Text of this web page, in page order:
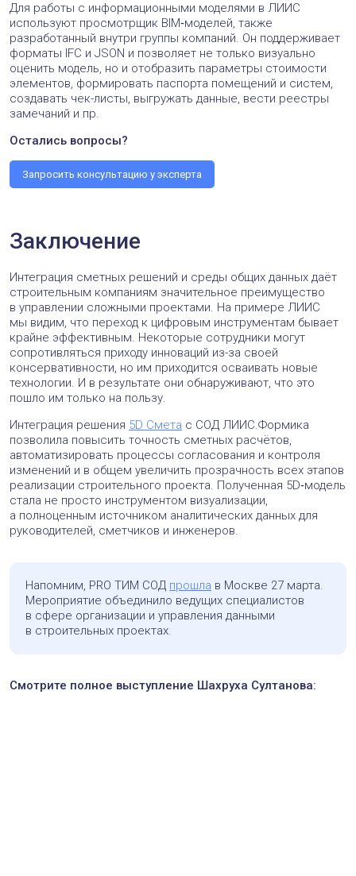
Для работы с информационными моделями в ЛИИС
используют просмотрщик BIM‑моделей, также
разработанный внутри группы компаний. Он поддерживает
форматы IFC и JSON и позволяет не только визуально
оценить модель, но и отобразить параметры стоимости
элементов, формировать паспорта помещений и систем,
создавать чек-листы, выгружать данные, вести реестры
замечаний и пр.
Остались вопросы?
Запросить консультацию у эксперта
Заключение
Интеграция сметных решений и среды общих данных даёт
строительным компаниям значительное преимущество
в управлении сложными проектами. На примере ЛИИС
мы видим, что переход к цифровым инструментам бывает
крайне эффективным. Некоторые сотрудники могут
сопротивляться приходу инноваций из-за своей
консервативности, но им приходится осваивать новые
технологии. И в результате они обнаруживают, что это
пошло им только на пользу.
Интеграция решения 5D Смета с СОД ЛИИС.Формика
позволила повысить точность сметных расчётов,
автоматизировать процессы согласования и контроля
изменений и в общем увеличить прозрачность всех этапов
реализации строительного проекта. Полученная 5D‑модель
стала не просто инструментом визуализации,
а полноценным источником аналитических данных для
руководителей, сметчиков и инженеров.
Напомним, PRO ТИМ СОД прошла в Москве 27 марта.
Мероприятие объединило ведущих специалистов
в сфере организации и управления данными
в строительных проектах.
Смотрите полное выступление Шахруха Султанова: